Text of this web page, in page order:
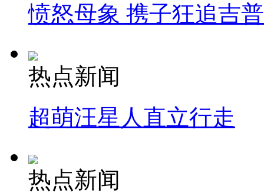
愤怒母象 携子狂追吉
热点新闻
超萌汪星人直立行走
热点新闻